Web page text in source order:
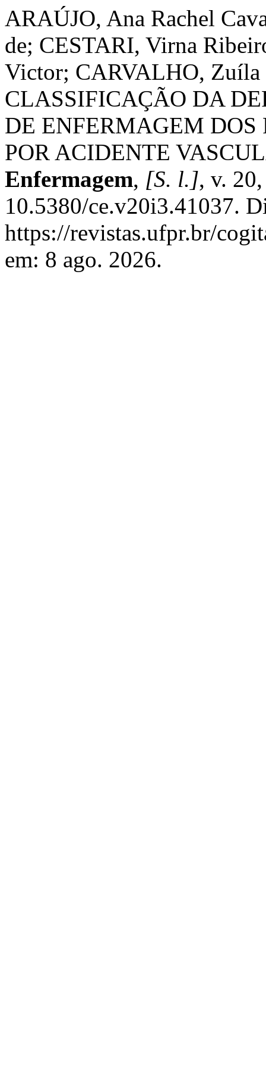
ARAÚJO, Ana Rachel
de; CESTARI, Virna
Victor; CARVALHO, Zuíla
CLASSIFICAÇÃO DA
DE ENFERMAGEM
POR ACIDENTE
Enfermagem, [S. l.], v.
10.5380/ce.v20i3.41037.
https://revistas.ufpr.br/
em: 8 ago. 2026.